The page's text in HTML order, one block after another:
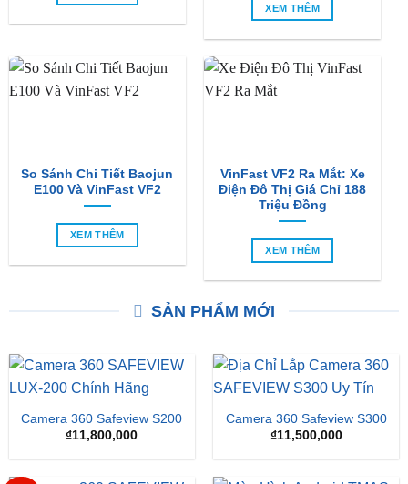
XEM THÊM
So Sánh Chi Tiết Baojun
E100 Và VinFast VF2
XEM THÊM
VinFast VF2 Ra Mắt: Xe
Điện Đô Thị Giá Chỉ 188
Triệu Đồng
XEM THÊM
SẢN PHẨM MỚI
Camera 360 Safeview S200
₫11,800,000
Camera 360 Safeview S300
₫11,500,000